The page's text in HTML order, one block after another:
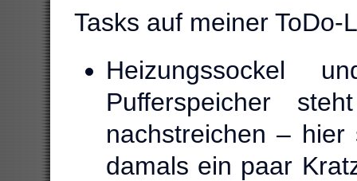
Tasks auf meiner ToDo-
Heizungssockel
Pufferspeicher
nachstreichen –
damals ein paar